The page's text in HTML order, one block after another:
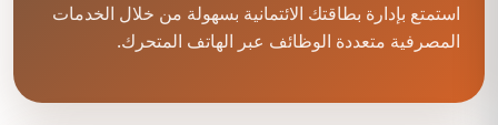
استمتع بإدارة بطاقتك الائتمانية بسهولة من خلال الخدمات
المصرفية متعددة الوظائف عبر الهاتف المتحرك.